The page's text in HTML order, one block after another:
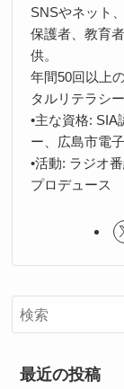
SNSやネット
保護者、教育
供。
年間50回以上
タルリテラシ
•主な資格:
ー、広島市電
•活動: ラジオ
プロデュース
最近の投稿